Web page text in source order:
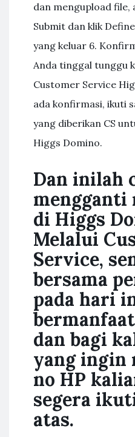
dan mengupload file,
Submit dan klik
yang keluar 6.
Anda tinggal tunggu
Customer Service
ada konfirmasi, ikuti
yang diberikan CS
Higgs Domino.
Dan inilah
mengganti
di Higgs
Melalui
Service,
bersama
pada hari
dan bagi
yang ingin
no HP
segera
atas.